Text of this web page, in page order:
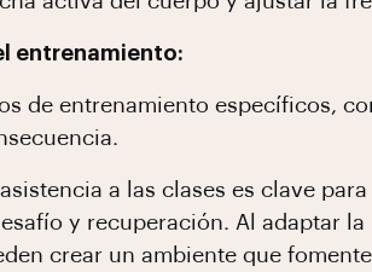
entrenamiento:
de entrenamiento específicos,
asistencia a las clases es clave
y recuperación. Al adaptar
crear un ambiente que